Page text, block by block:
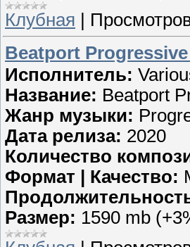
Клубная |
Beatport
Исполнитель:
Название: Beatport
Жанр музыки:
Дата релиза: 2020
Количество
Формат | Качество:
Размер: 1590 mb